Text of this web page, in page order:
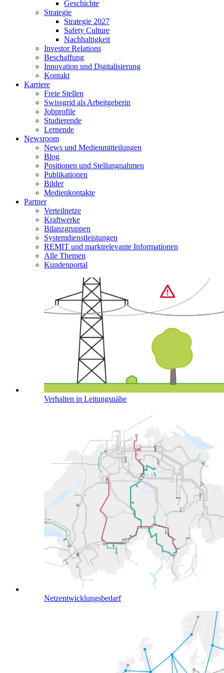
Geschichte
Strategie
Strategie 2027
Safety Culture
Nachhaltigkeit
Investor Relations
Beschaffung
Innovation und Digitalisierung
Kontakt
Karriere
Freie Stellen
Swissgrid als Arbeitgeberin
Jobprofile
Studierende
Lernende
Newsroom
News und Medienmitteilungen
Blog
Positionen und Stellungnahmen
Publikationen
Bilder
Medienkontakte
Partner
Verteilnetze
Kraftwerke
Bilanzgruppen
Systemdienstleistungen
REMIT und marktrelevante Informationen
Alle Themen
Kundenportal
Verhalten in Leitungsnähe
Netzentwicklungsbedarf